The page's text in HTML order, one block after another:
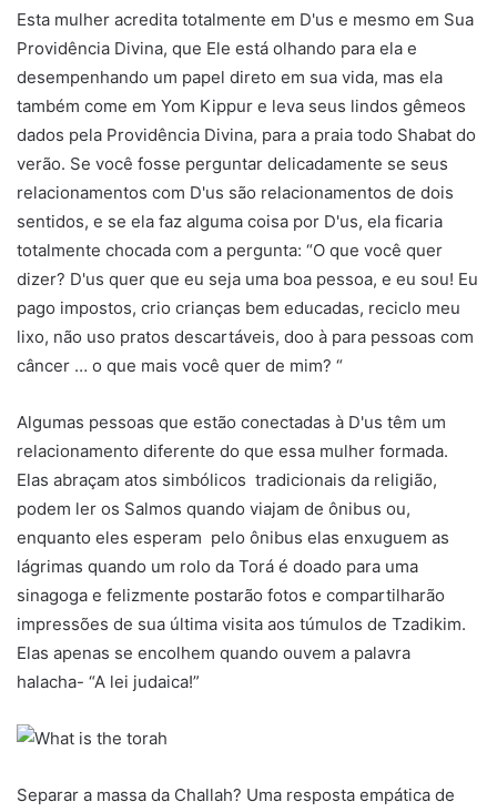
Esta mulher acredita totalmente em D'us e mesmo em Sua
Providência Divina, que Ele está olhando para ela e
desempenhando um papel direto em sua vida, mas ela
também come em Yom Kippur e leva seus lindos gêmeos
dados pela Providência Divina, para a praia todo Shabat do
verão. Se você fosse perguntar delicadamente se seus
relacionamentos com D'us são relacionamentos de dois
sentidos, e se ela faz alguma coisa por D'us, ela ficaria
totalmente chocada com a pergunta: “O que você quer
dizer? D'us quer que eu seja uma boa pessoa, e eu sou! Eu
pago impostos, crio crianças bem educadas, reciclo meu
lixo, não uso pratos descartáveis, doo à para pessoas com
câncer … o que mais você quer de mim? “
Algumas pessoas que estão conectadas à D'us têm um
relacionamento diferente do que essa mulher formada.
Elas abraçam atos simbólicos tradicionais da religião,
podem ler os Salmos quando viajam de ônibus ou,
enquanto eles esperam pelo ônibus elas enxuguem as
lágrimas quando um rolo da Torá é doado para uma
sinagoga e felizmente postarão fotos e compartilharão
impressões de sua última visita aos túmulos de Tzadikim.
Elas apenas se encolhem quando ouvem a palavra
halacha- “A lei judaica!”
Separar a massa da Challah? Uma resposta empática de